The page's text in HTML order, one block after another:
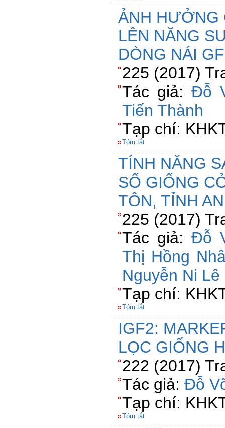
ẢNH HƯỞNG
LÊN NĂNG
DÒNG NÁI
225 (2017)
Tác giả: Đỗ
Tiến Thành
Tạp chí:
Tóm tắt
TÍNH NĂNG
SỐ GIỐNG
TÔN, TỈNH
225 (2017)
Tác giả: Đỗ
Thị Hồng
Nguyễn Ni Lê
Tạp chí:
Tóm tắt
IGF2:
LỌC GIỐNG
222 (2017)
Tác giả: Đỗ
Tạp chí:
Tóm tắt